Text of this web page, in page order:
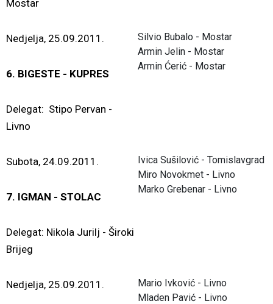
Mostar
Nedjelja, 25.09.2011.
6. BIGESTE - KUPRES
Delegat: Stipo Pervan -
Livno
Silvio Bubalo - Mostar
Armin Jelin - Mostar
Armin Ćerić - Mostar
Subota, 24.09.2011.
7. IGMAN - STOLAC
Delegat: Nikola Jurilj - Široki
Brijeg
Ivica Sušilović - Tomislavgrad
Miro Novokmet - Livno
Marko Grebenar - Livno
Nedjelja, 25.09.2011.
Mario Ivković - Livno
Mladen Pavić - Livno